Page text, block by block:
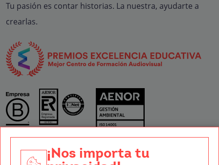
Tu pasión es contar historias. La nuestra, ayudarte a
crearlas.
¡Nos importa tu